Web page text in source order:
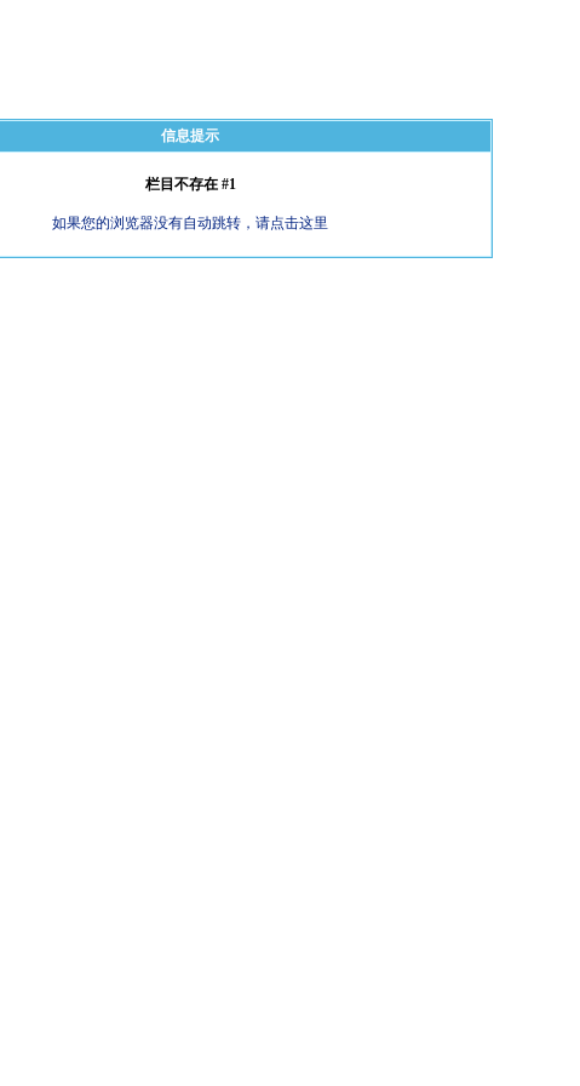
信息提示
栏目不存在 #1
如果您的浏览器没有自动跳转，请点击这里